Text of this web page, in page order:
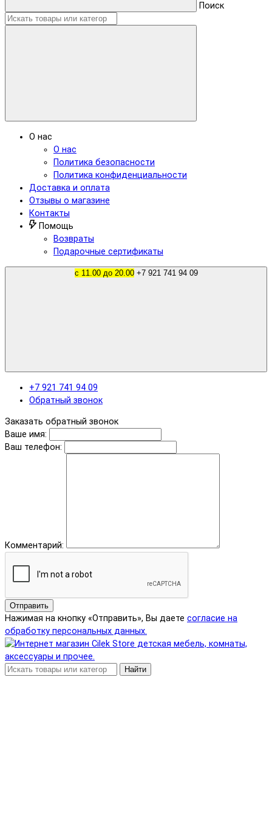
Поиск
О нас
О нас
Политика безопасности
Политика конфиденциальности
Доставка и оплата
Отзывы о магазине
Контакты
Помощь
Возвраты
Подарочные сертификаты
с 11.00 до 20.00 +7 921 741 94 09
+7 921 741 94 09
Обратный звонок
Заказать обратный звонок
Ваше имя:
Ваш телефон:
Комментарий:
Отправить
Нажимая на кнопку «Отправить», Вы даете согласие на
обработку персональных данных.
Найти